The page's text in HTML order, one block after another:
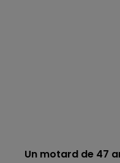
Un motard de 47